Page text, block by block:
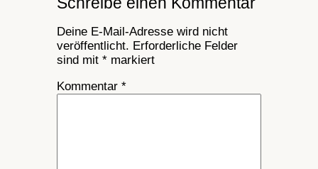
Deine E-Mail-Adresse wird nicht
veröffentlicht. Erforderliche Felder
sind mit *markiert
Kommentar *